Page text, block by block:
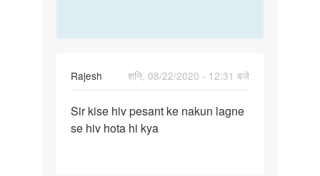
Rajesh
शनि, 08/22/2020 - 12:31 बजे
Sir
kise
Sir kise hiv pesant ke nakun lagne
se hiv hota hi kya